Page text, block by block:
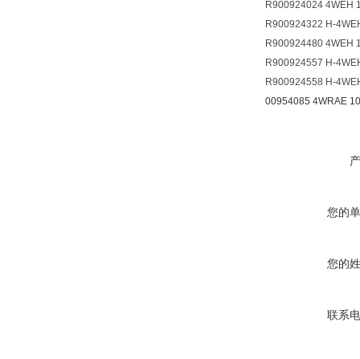
R900924024 4WEH
R900924322 H-
R900924480 4WEH
R900924557 H-
R900924558 H-
00954085 4WRAE
您的
您的
联系